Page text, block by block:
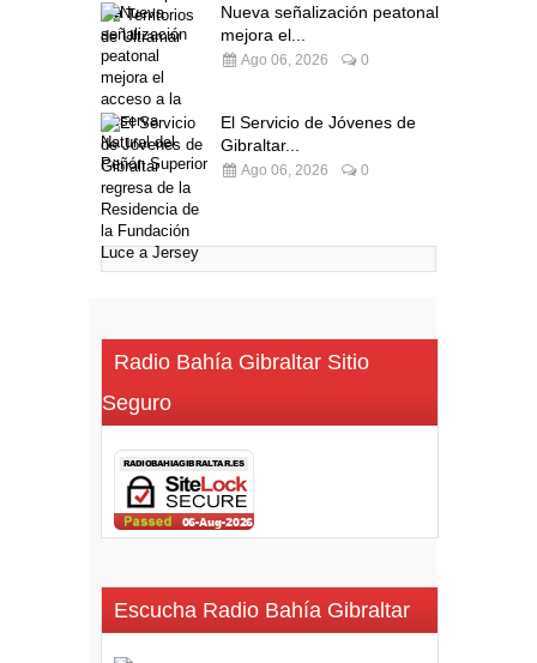
Nueva señalización peatonal
mejora el...
Ago 06, 2026 0
El Servicio de Jóvenes de
Gibraltar...
Ago 06, 2026 0
Radio Bahía Gibraltar Sitio
Seguro
Escucha Radio Bahía Gibraltar